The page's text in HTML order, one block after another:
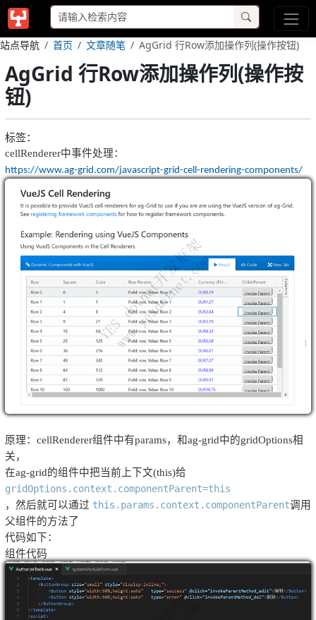
站点导航 首页 文章随笔 AgGrid 行Row添加操作列(操作按钮)
AgGrid 行Row添加操作列(操作按
钮)
标签：
cellRenderer中事件处理：
https://www.ag-grid.com/javascript-grid-cell-rendering-components/
原理： cellRenderer组件中有params，和ag-grid中的gridOptions相
关，
在ag-grid的组件中把当前上下文(this)给
gridOptions.context.componentParent=this
，然后就可以通过 this . params . context . componentParent调用
父组件的方法了
代码如下：
组件代码